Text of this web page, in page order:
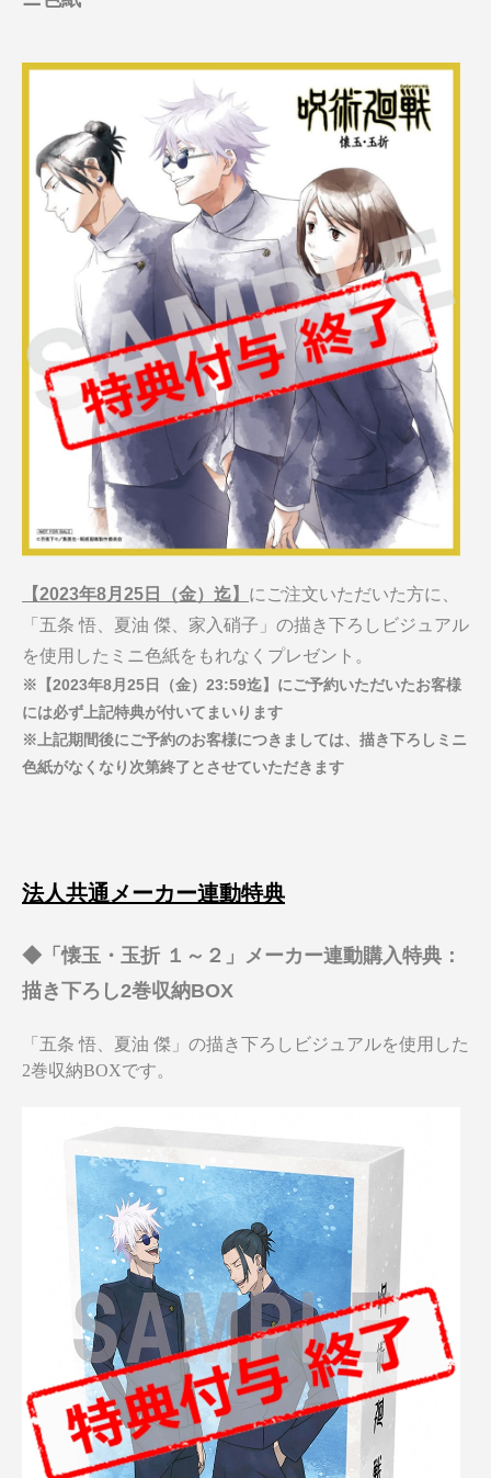
【2023年8月25日（金）迄】 にご注文いただいた方に、
「五条 悟、夏油 傑、家入硝子」の描き下ろしビジュアル
を使用したミニ色紙をもれなくプレゼント。
※【2023年8月25日（金）23:59迄】にご予約いただいたお客様
には必ず上記特典が付いてまいります
※上記期間後にご予約のお客様につきましては、描き下ろしミニ
色紙がなくなり次第終了とさせていただきます
法人共通メーカー連動特典
◆「懐玉・玉折 １～２」メーカー連動購入特典：
描き下ろし2巻収納BOX
「五条 悟、夏油 傑」の描き下ろしビジュアルを使用した
2巻収納BOXです。